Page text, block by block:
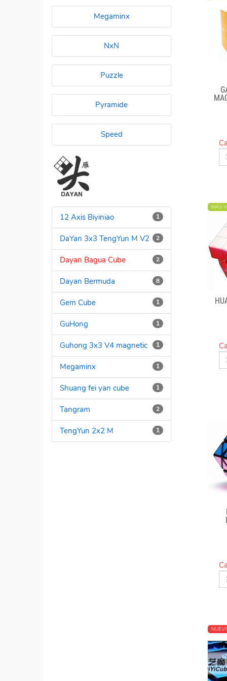
Megaminx
NxN
Puzzle
Pyramide
Speed
1
12 Axis Biyiniao
2
DaYan 3x3 TengYun M V2
2
Dayan Bagua Cube
8
Dayan Bermuda
1
Gem Cube
1
GuHong
1
Guhong 3x3 V4 magnetic
1
Megaminx
1
Shuang fei yan cube
2
Tangram
1
TengYun 2x2 M
MÁS